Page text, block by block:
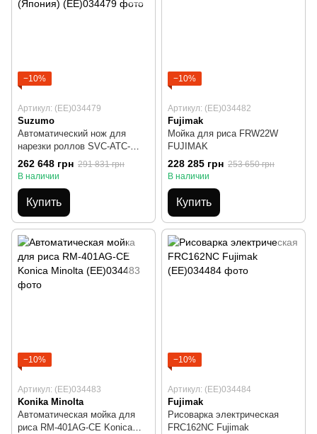
−10%
Артикул: (EE)034479
Suzumo
Автоматический нож для
нарезки роллов SVC-ATC-
CE+SVCAT8FB SUZUMO
(Япония)
262 648 грн 291 831 грн
В наличии
Купить
−10%
Артикул: (EE)034482
Fujimak
Мойка для риса FRW22W
FUJIMAK
228 285 грн 253 650 грн
В наличии
Купить
−10%
Артикул: (EE)034483
Konika Minolta
Автоматическая мойка для
риса RM-401AG-CE Konica
−10%
Артикул: (EE)034484
Fujimak
Рисоварка электрическая
FRC162NC Fujimak